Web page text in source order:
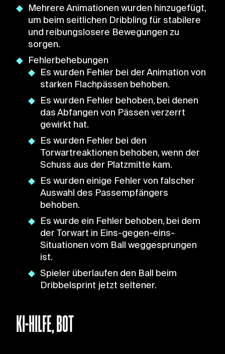
Mehrere Animationen wurden hinzugefügt,
um beim seitlichen Dribbling für stabilere
und reibungslosere Bewegungen zu
sorgen.
Fehlerbehebungen
Es wurden Fehler bei der Animation von
starken Flachpässen behoben.
Es wurden Fehler behoben, bei denen
das Abfangen von Pässen verzerrt
gewirkt hat.
Es wurden Fehler bei den
Torwartreaktionen behoben, wenn der
Schuss aus der Platzmitte kam.
Es wurden einige Fehler von falscher
Auswahl des Passempfängers
behoben.
Es wurde ein Fehler behoben, bei dem
der Torwart in Eins-gegen-eins-
Situationen vom Ball weggesprungen
ist.
Spieler überlaufen den Ball beim
Dribbelsprint jetzt seltener.
KI-HILFE, BOT